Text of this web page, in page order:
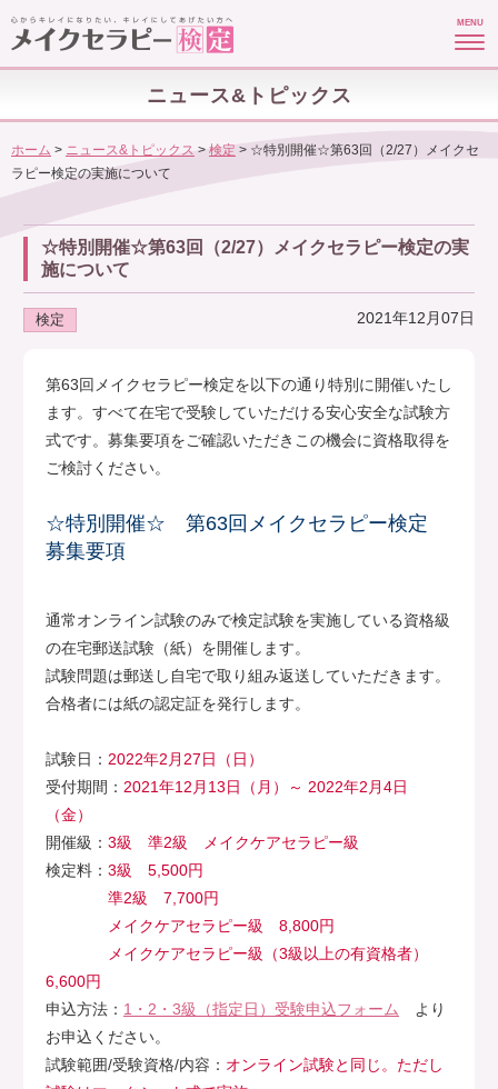
MENU
ニュース&トピックス
ホーム > ニュース&トピックス > 検定 > ☆特別開催☆第63回（2/27）メイクセ
ラピー検定の実施について
☆特別開催☆第63回（2/27）メイクセラピー検定の実
施について
検定 2021年12月07日
第63回メイクセラピー検定を以下の通り特別に開催いたし
ます。すべて在宅で受験していただける安心安全な試験方
式です。募集要項をご確認いただきこの機会に資格取得を
ご検討ください。
☆特別開催☆ 第63回メイクセラピー検定
募集要項
通常オンライン試験のみで検定試験を実施している資格級
の在宅郵送試験（紙）を開催します。
試験問題は郵送し自宅で取り組み返送していただきます。
合格者には紙の認定証を発行します。
試験日： 2022年2月27日（日）
受付期間： 2021年12月13日（月）～ 2022年2月4日
（金）
開催級： 3級 準2級 メイクケアセラピー級
検定料： 3級 5,500円
準2級 7,700円
メイクケアセラピー級 8,800円
メイクケアセラピー級（3級以上の有資格者）
6,600円
申込方法： 1・2・3級（指定日）受験申込フォーム より
お申込ください。
試験範囲/受験資格/内容： オンライン試験と同じ。ただし